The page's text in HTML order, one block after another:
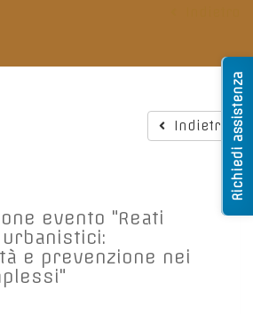
Richiedi assistenza
Indietro
evento "Reati
e prevenzione nei